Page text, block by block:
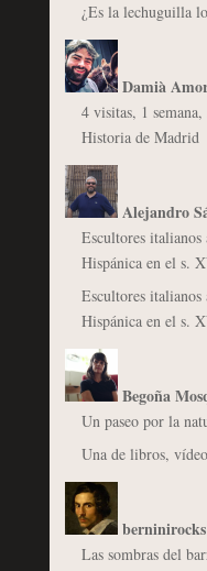
¿Es la lechuguilla
Damià
4 visitas, 1
Historia de Madrid
Alejandro
Escultores
Hispánica en el s.
Escultores
Hispánica en el s.
Begoña
Un paseo por la
Una de libros,
berninirocks
Las sombras del